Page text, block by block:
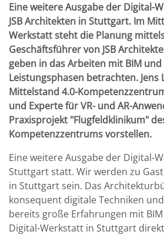
Eine weitere Ausgabe der Digital-
JSB Architekten in Stuttgart. Im
Werkstatt steht die Planung
Geschäftsführer von JSB
geben in das Arbeiten mit BIM und
Leistungsphasen betrachten. Jens
Mittelstand 4.0-
und Experte für VR- und AR-
Praxisprojekt "Flugfeldklinikum"
Kompetenzzentrums vorstellen.
Eine weitere Ausgabe der Digital-
Stuttgart statt. Wir werden zu Gast
in Stuttgart sein. Das
konsequent digitale Techniken
bereits große Erfahrungen mit
Digital-Werkstatt in Stuttgart